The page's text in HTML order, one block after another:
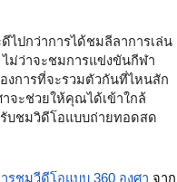
ไปกว่าการได้ชมลีลาการเล่น
ม่ว่าจะชมการแข่งขันกีฬา
งการที่จะรวมตัวกันที่ไหนสัก
จะช่วยให้คุณได้เข้าใกล้
รับชมวิดีโอแบบถ่ายทอดสด
รชมวีดีโอแบบ 360 องศา